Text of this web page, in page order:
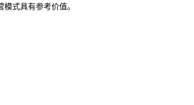
式具有参考价值。